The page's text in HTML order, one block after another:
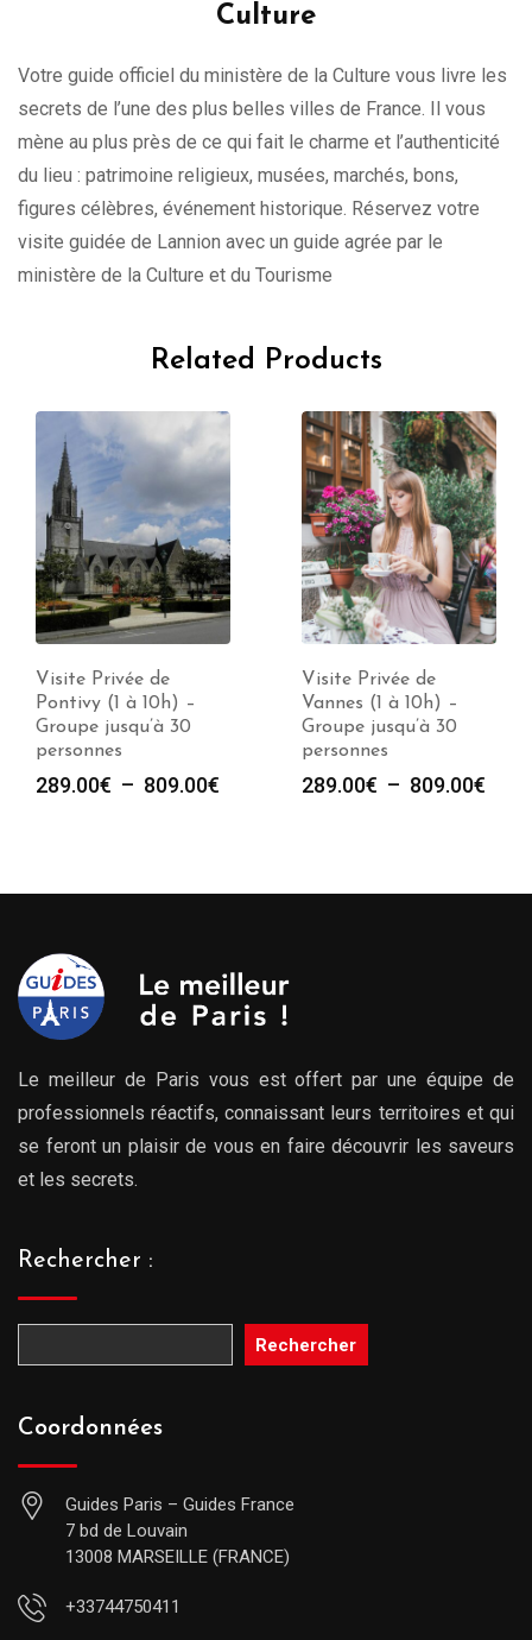
Culture
Votre guide officiel du ministère de la Culture vous livre les
secrets de l’une des plus belles villes de France. Il vous
mène au plus près de ce qui fait le charme et l’authenticité
du lieu : patrimoine religieux, musées, marchés, bons,
figures célèbres, événement historique. Réservez votre
visite guidée de Lannion avec un guide agrée par le
ministère de la Culture et du Tourisme
Related Products
Visite Privée de
Pontivy (1 à 10h) –
Groupe jusqu’à 30
personnes
289.00€ – 809.00€
à
Visite Privée de
Vannes (1 à 10h) –
Groupe jusqu’à 30
personnes
289.00€ – 809.00€
à
Le meilleur de Paris vous est offert par une équipe de
professionnels réactifs, connaissant leurs territoires et qui
se feront un plaisir de vous en faire découvrir les saveurs
et les secrets.
Rechercher :
Rechercher
Coordonnées
Guides Paris – Guides France
7 bd de Louvain
13008 MARSEILLE (FRANCE)
+33744750411